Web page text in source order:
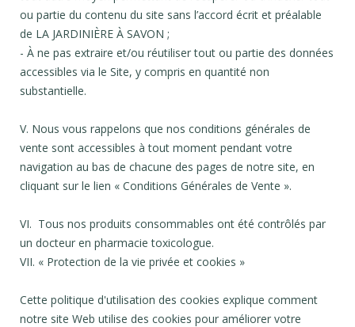
ou partie du contenu du site sans l’accord écrit et préalable
de LA JARDINIÈRE À SAVON ;
- À ne pas extraire et/ou réutiliser tout ou partie des données
accessibles via le Site, y compris en quantité non
substantielle.
V. Nous vous rappelons que nos conditions générales de
vente sont accessibles à tout moment pendant votre
navigation au bas de chacune des pages de notre site, en
cliquant sur le lien « Conditions Générales de Vente ».
VI. Tous nos produits consommables ont été contrôlés par
un docteur en pharmacie toxicologue.
VII. « Protection de la vie privée et cookies »
Cette politique d'utilisation des cookies explique comment
notre site Web utilise des cookies pour améliorer votre